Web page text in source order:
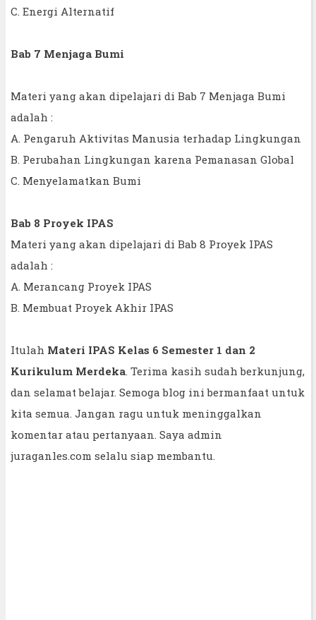
C. Energi Alternatif
Bab 7 Menjaga Bumi
Materi yang akan dipelajari di Bab 7 Menjaga Bumi
adalah :
A. Pengaruh Aktivitas Manusia terhadap Lingkungan
B. Perubahan Lingkungan karena Pemanasan Global
C. Menyelamatkan Bumi
Bab 8 Proyek IPAS
Materi yang akan dipelajari di Bab 8 Proyek IPAS
adalah :
A. Merancang Proyek IPAS
B. Membuat Proyek Akhir IPAS
Itulah Materi IPAS Kelas 6 Semester 1 dan 2
Kurikulum Merdeka . Terima kasih sudah berkunjung,
dan selamat belajar. Semoga blog ini bermanfaat untuk
kita semua. Jangan ragu untuk meninggalkan
komentar atau pertanyaan. Saya admin
juraganles.com selalu siap membantu.